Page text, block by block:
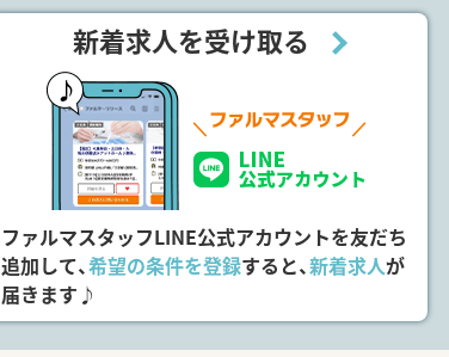
新着求人を受け取る
ファルマスタッフLINE公式アカウントを友だち
追加して、希望の条件を登録すると、新着求人が
届きます♪